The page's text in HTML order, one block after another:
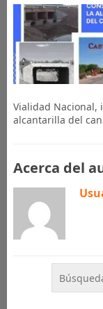
Vialidad Nacional,
alcantarilla del
Acerca del